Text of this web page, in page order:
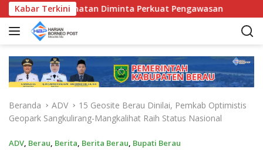
a
Kabar Terkini
Kecamatan Diminta Perkuat Pengawasan Pemkab
Beranda ADV
15 Geosite Berau Dinilai, Pemkab Optimistis
Geopark Sangkulirang-Mangkalihat Raih Status Nasional
ADV, Berau, Berita, Berita Berau, Bupati Berau